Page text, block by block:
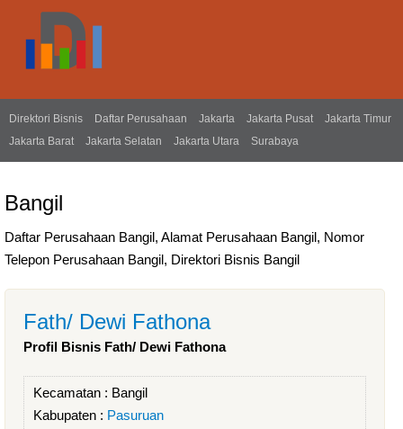
Direktori Bisnis Daftar Perusahaan Jakarta Jakarta Pusat
Jakarta Timur
Jakarta Barat
Jakarta Selatan Jakarta Utara Surabaya
Bangil
Daftar Perusahaan Bangil, Alamat Perusahaan Bangil, Nomor
Telepon Perusahaan Bangil, Direktori Bisnis Bangil
Fath/ Dewi Fathona
Profil Bisnis Fath/ Dewi Fathona
Kecamatan : Bangil
Kabupaten : Pasuruan